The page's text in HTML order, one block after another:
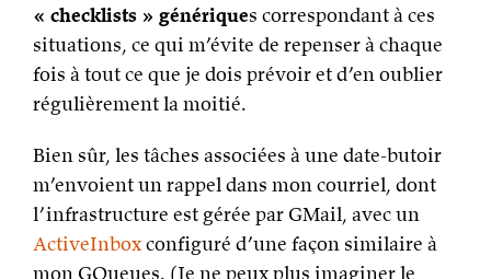
« checklists » génériques correspondant à ces
situations, ce qui m’évite de repenser à chaque
fois à tout ce que je dois prévoir et d’en oublier
régulièrement la moitié.
Bien sûr, les tâches associées à une date-butoir
m’envoient un rappel dans mon courriel, dont
l’infrastructure est gérée par GMail, avec un
ActiveInboxconfiguré d’une façon similaire à
mon GQueues. (Je ne peux plus imaginer le